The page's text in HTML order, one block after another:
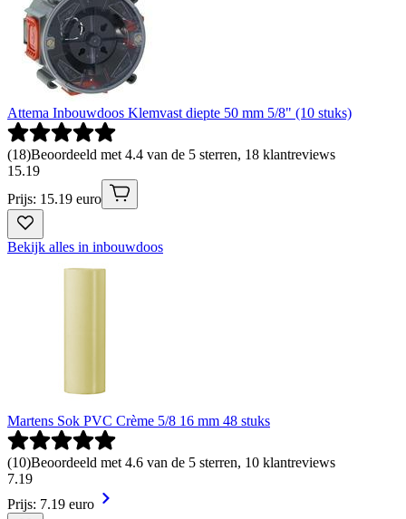
Attema Inbouwdoos Klemvast diepte 50 mm 5/8" (10 stuks)
(18)Beoordeeld met 4.4 van de 5 sterren, 18 klantreviews
15.19
Prijs: 15.19 euro
Bekijk alles in inbouwdoos
Martens Sok PVC Crème 5/8 16 mm 48 stuks
(10)Beoordeeld met 4.6 van de 5 sterren, 10 klantreviews
7.19
Prijs: 7.19 euro